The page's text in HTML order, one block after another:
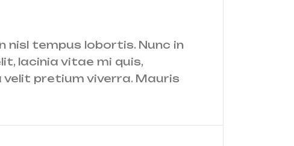
nisl tempus lobortis. Nunc in
lacinia vitae mi quis,
pretium viverra. Mauris